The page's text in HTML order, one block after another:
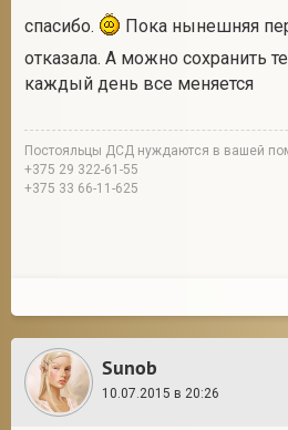
спасибо.
Пока нынешняя
отказала. А можно сохранить
каждый день все меняется
Постояльцы ДСД нуждаются в вашей
+375 29 322-61-55
+375 33 66-11-625
Sunob
10.07.2015 в 20:26